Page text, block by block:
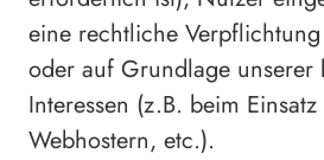
eine rechtliche
oder auf Grundlage unserer
Interessen (z.B. beim
Webhostern, etc.).